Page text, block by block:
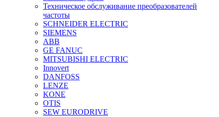
Техническое обслуживание преобразователей
частоты
SCHNEIDER ELECTRIC
SIEMENS
ABB
GE FANUC
MITSUBISHI ELECTRIC
Innovert
DANFOSS
LENZE
KONE
OTIS
SEW EURODRIVE